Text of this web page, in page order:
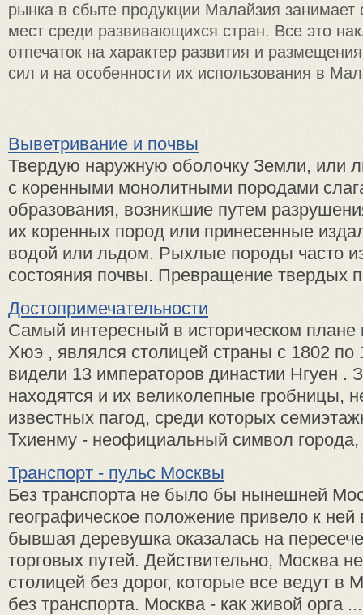
рынка в сбыте продукции Малайзия занимает
мест среди развивающихся стран. Все это
отпечаток на характер развития и
сил и на особенности их использования в
Выветривание и почвы
Твердую наружную оболочку Земли, или
с коренными монолитными породами
образования, возникшие путем
их коренных пород или принесенные
водой или льдом. Рыхлые породы часто
состояния почвы. Превращение твердых
Достопримечательности
Самый интересный в историческом плане
Хюэ , являлся столицей страны с 1802 по
видели 13 императоров династии Нгуен .
находятся и их великолепные гробницы,
известных пагод, среди которых
Тхиенму - неофициальный символ города,
Транспорт - пульс Москвы
Без транспорта не было бы нынешней
географическое положение привело к ней
бывшая деревушка оказалась на
торговых путей. Действительно, Москва
столицей без дорог, которые все ведут в
без транспорта. Москва - как живой орга ...